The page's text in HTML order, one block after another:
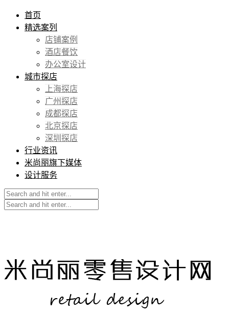
首页
精选案列
店铺案例
酒店餐饮
办公室设计
城市探店
上海探店
广州探店
成都探店
北京探店
深圳探店
行业资讯
米尚丽旗下媒体
设计服务